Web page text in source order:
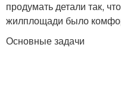
продумать детали так,
жилплощади было
Основные задачи